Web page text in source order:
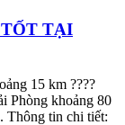
TỐT TẠI
15 km ????️
Phòng khoảng 80
Thông tin chi tiết: